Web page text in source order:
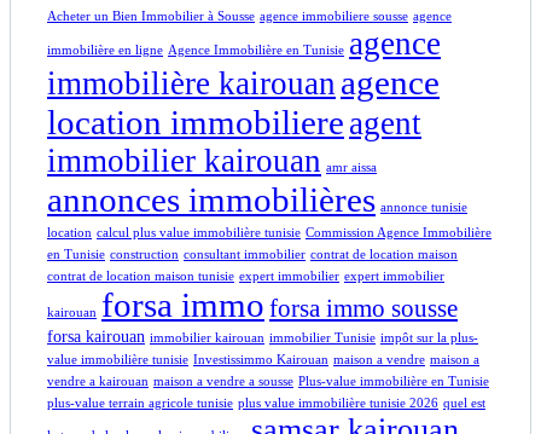
Acheter un Bien Immobilier à Sousse agence immobiliere sousse agence
immobilière en ligne Agence Immobilière en Tunisie agence
immobilière kairouan agence
location immobiliere agent
immobilier kairouan amr aissa
annonces immobilières annonce tunisie
location calcul plus value immobilière tunisie Commission Agence Immobilière
en Tunisie construction consultant immobilier contrat de location maison
contrat de location maison tunisie expert immobilier expert immobilier
kairouan forsa immo forsa immo sousse
forsa kairouan immobilier kairouan immobilier Tunisie impôt sur la plus-
value immobilière tunisie Investissimmo Kairouan maison a vendre maison a
vendre a kairouan maison a vendre a sousse Plus-value immobilière en Tunisie
plus-value terrain agricole tunisie plus value immobilière tunisie 2026 quel est